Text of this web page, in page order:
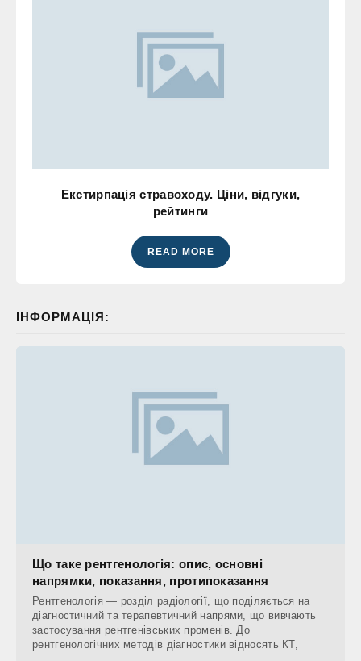
Екстирпація стравоходу. Ціни, відгуки,
рейтинги
READ MORE
ІНФОРМАЦІЯ:
Що таке рентгенологія: опис, основні
напрямки, показання, протипоказання
Рентгенологія — розділ радіології, що поділяється на
діагностичний та терапевтичний напрями, що вивчають
застосування рентгенівських променів. До
рентгенологічних методів діагностики відносять КТ,